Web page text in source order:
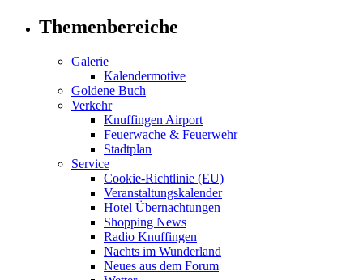
Themenbereiche
Galerie
Kalendermotive
Goldene Buch
Verkehr
Knuffingen Airport
Feuerwache & Feuerwehr
Stadtplan
Service
Cookie-Richtlinie (EU)
Veranstaltungskalender
Hotel Übernachtungen
Shopping News
Radio Knuffingen
Nachts im Wunderland
Neues aus dem Forum